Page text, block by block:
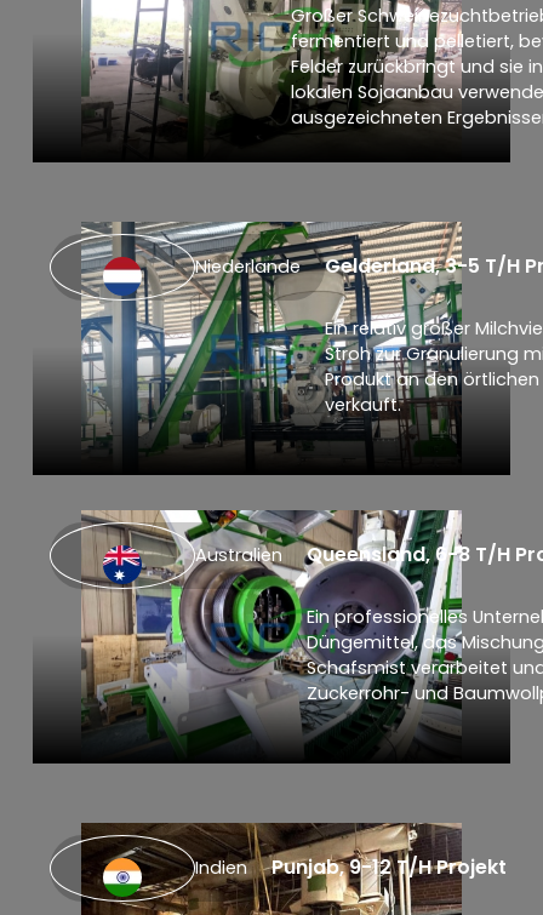
Großer
fermentiert und pelletiert,
Felder zurückbringt und sie
lokalen Sojaanbau
ausgezeichneten
Niederlande Gelderland, 3-5 T/H
Ein relativ großer
Stroh zur Granulierung
Produkt an den
verkauft.
Australien Queensland, 6-8 T/H
Ein professionelles
Düngemittel, das
Schafsmist verarbeitet
Zuckerrohr- und
Indien Punjab, 9-12 T/H Projekt